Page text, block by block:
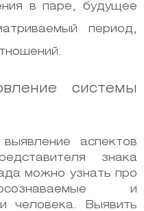
в паре, будущее
период,
системы
аспектов
знака
можно узнать про
и
человека. Выявить